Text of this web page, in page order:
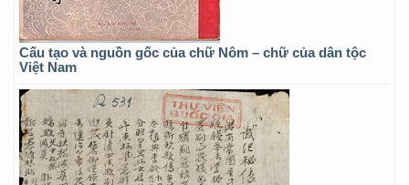
Cấu tạo và nguồn gốc của chữ Nôm – chữ của dân tộc
Việt Nam